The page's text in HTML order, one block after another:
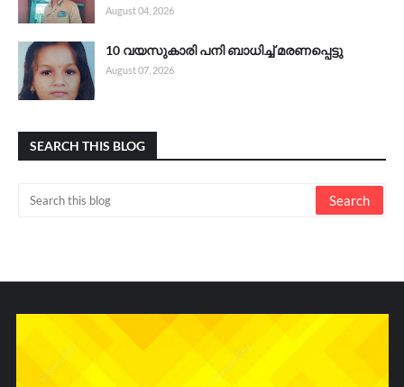
August 04, 2026
10 വയസുകാരി പനി ബാധിച്ച് മരണപ്പെട്ടു
August 07, 2026
SEARCH THIS BLOG